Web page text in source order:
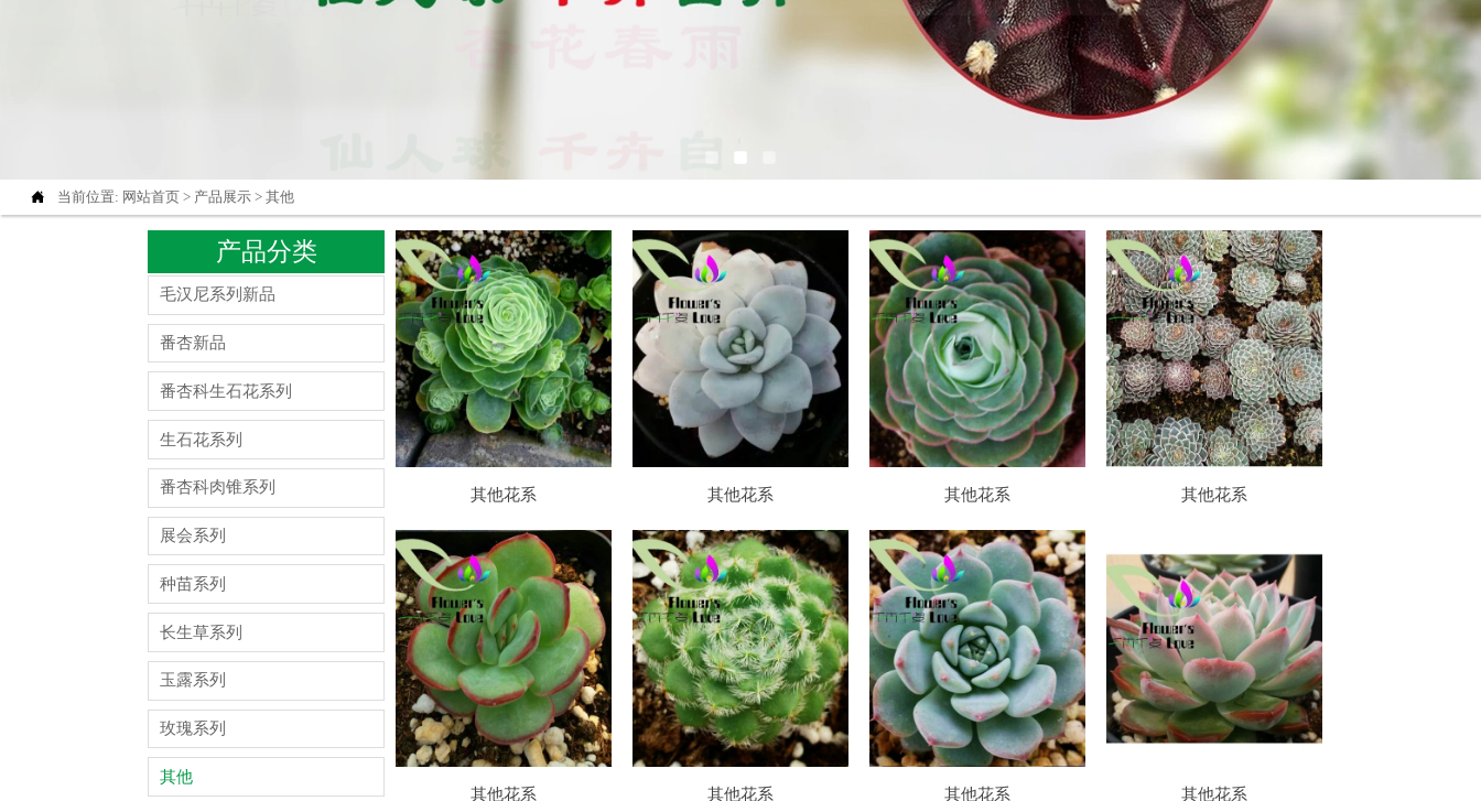
 当前位置: 网站首页> 产品展示> 其他
产品分类
毛汉尼系列新品
番杏新品
番杏科生石花系列
生石花系列
番杏科肉锥系列
展会系列
种苗系列
长生草系列
玉露系列
玫瑰系列
其他
其他花系 其他花系 其他花系 其他花系
其他花系 其他花系 其他花系 其他花系